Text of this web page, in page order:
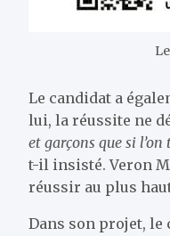
Le candidat a
lui, la réussite ne
et garçons que si
t-il insisté. Veron
réussir au plus
Dans son projet,